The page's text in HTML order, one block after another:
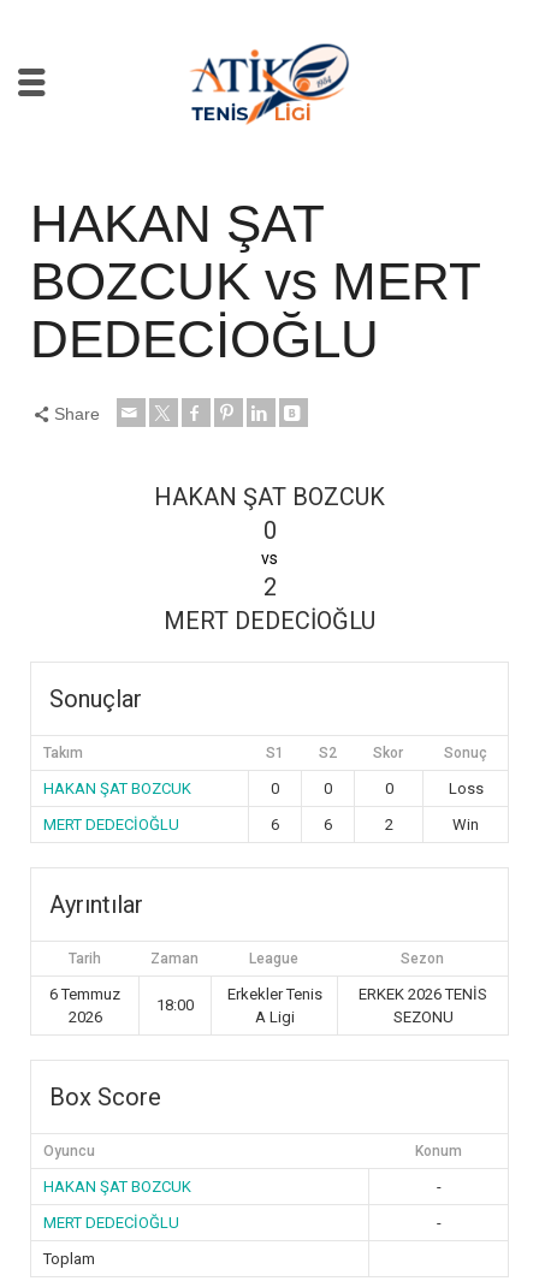
HAKAN ŞAT
BOZCUK vs MERT
DEDECİOĞLU
Share
HAKAN ŞAT BOZCUK
0
vs
2
MERT DEDECİOĞLU
Sonuçlar
Takım S1 S2 Skor Sonuç
HAKAN ŞAT BOZCUK 0 0 0
Loss
MERT DEDECİOĞLU
6 6 2 Win
Ayrıntılar
Tarih Zaman League Sezon
6 Temmuz
2026
18:00
Erkekler Tenis
A Ligi
ERKEK 2026 TENİS
SEZONU
Box Score
Oyuncu Konum
HAKAN ŞAT BOZCUK
-
MERT DEDECİOĞLU
-
Toplam